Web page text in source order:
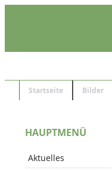
Startseite Bilder
HAUPTMENÜ
Aktuelles